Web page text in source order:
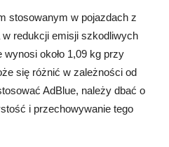
stosowanym w pojazdach z
redukcji emisji szkodliwych
wynosi około 1,09 kg przy
się różnić w zależności od
AdBlue, należy dbać o
i przechowywanie tego